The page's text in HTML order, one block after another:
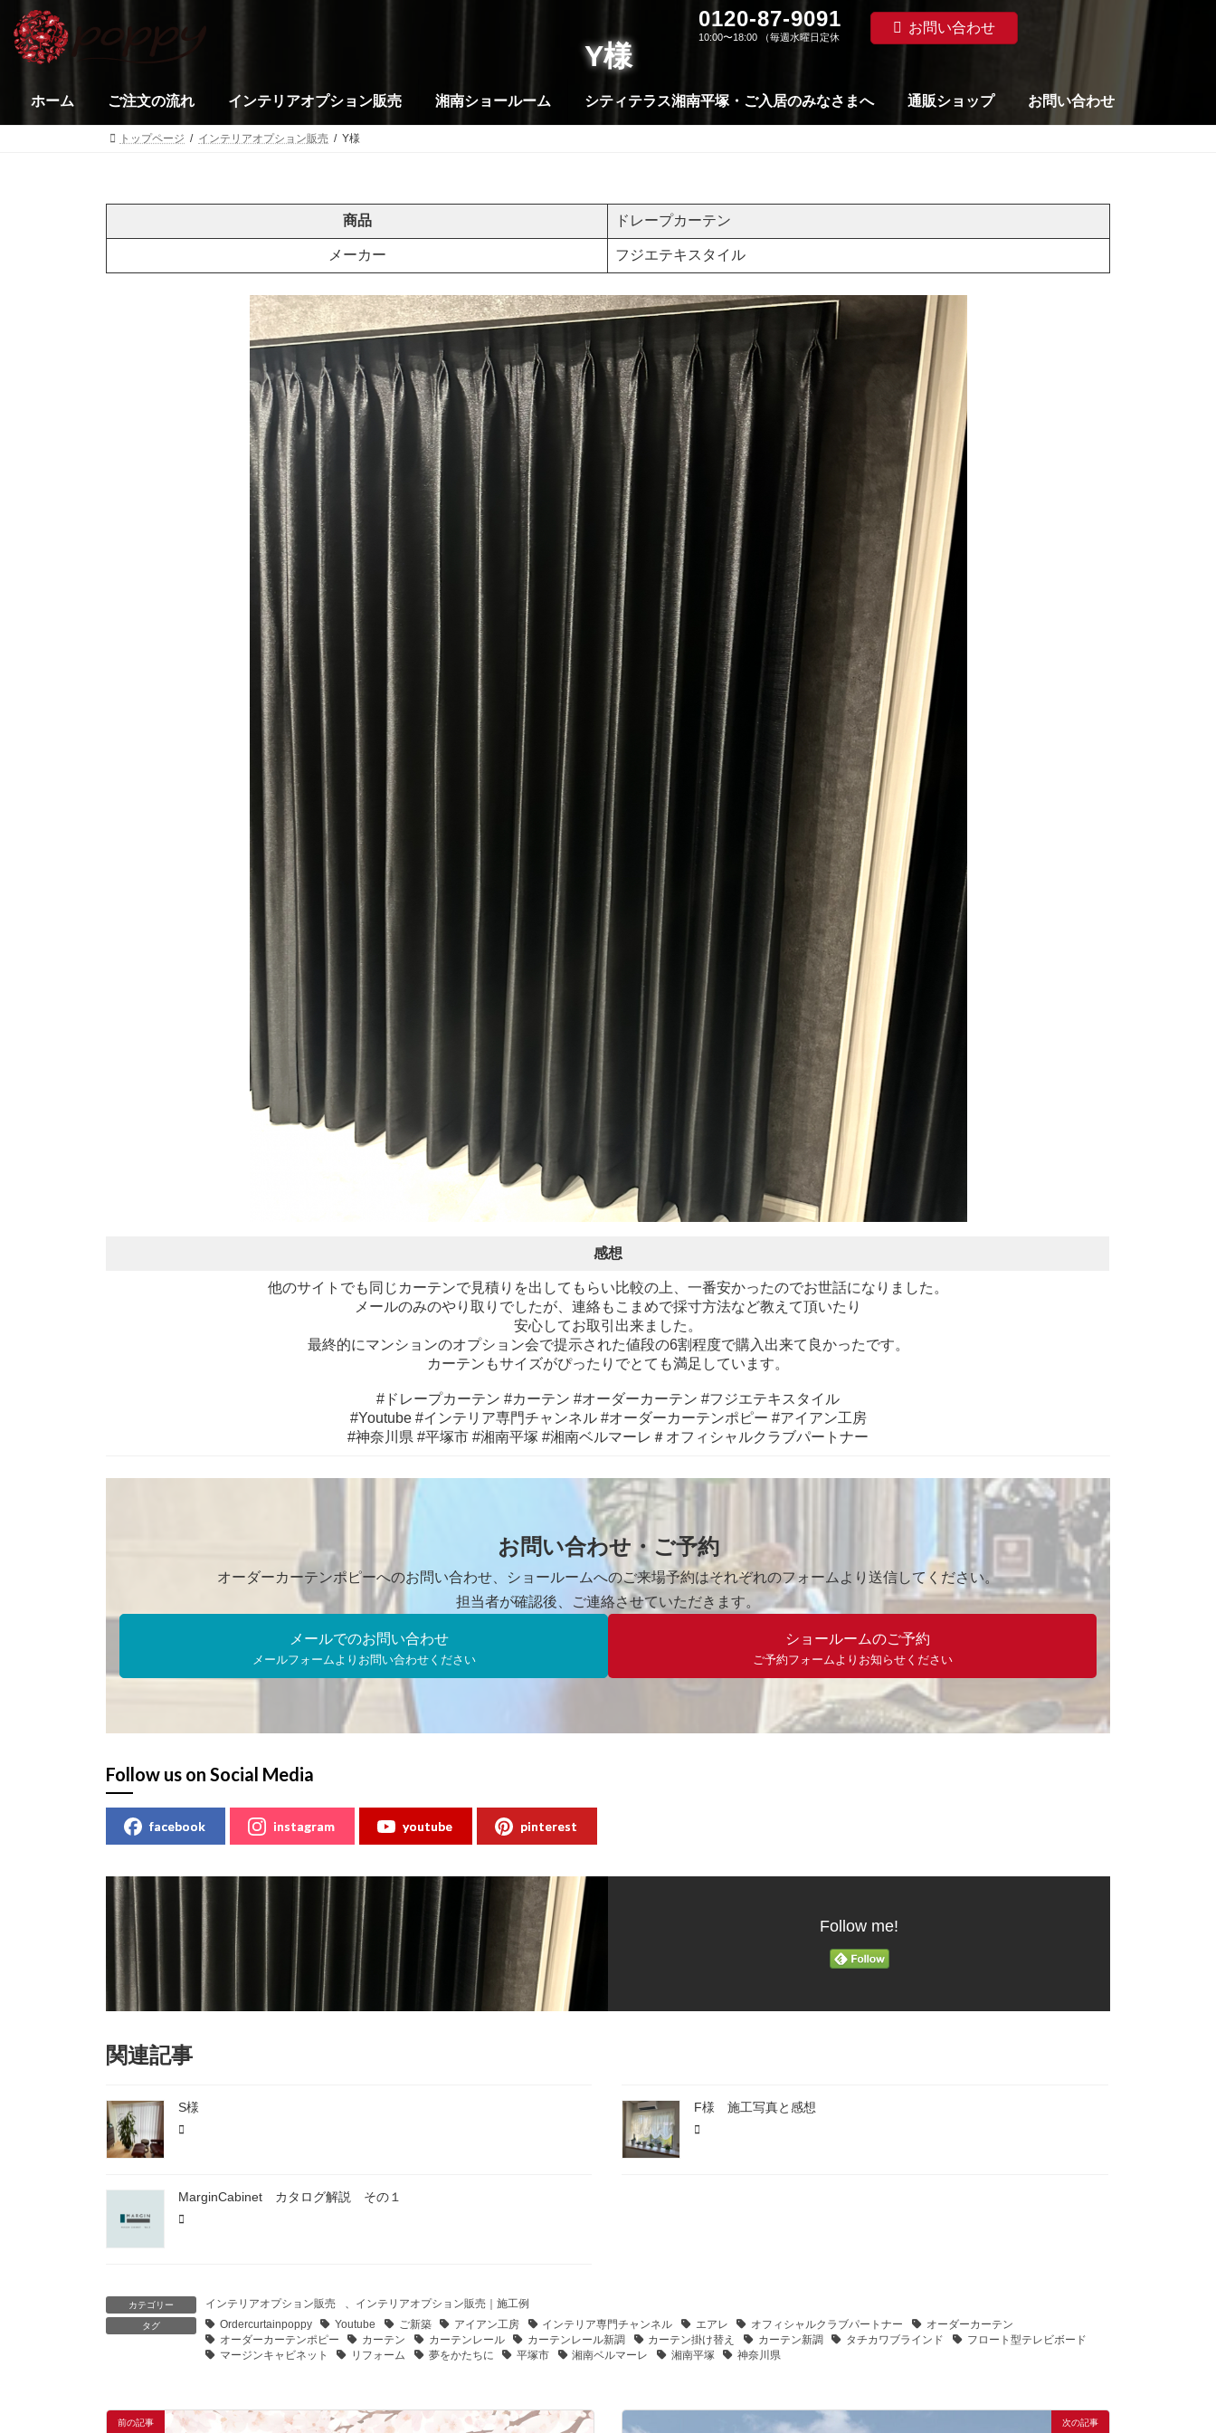
ス
ン
0120-87-9091
10:00〜18:00 （毎週水曜日定休
お問い合わせ
ホーム ご注文の流れ インテリアオプション販売 湘南ショールーム シティテラス湘南平塚・ご入居のみなさまへ 通販ショップ お問い合わせ
Y様
トップページ インテリアオプション販売 Y様
商品 ドレープカーテン
メーカー フジエテキスタイル
感想
他のサイトでも同じカーテンで見積りを出してもらい比較の上、一番安かったのでお世話になりました。
メールのみのやり取りでしたが、連絡もこまめで採寸方法など教えて頂いたり
安心してお取引出来ました。
最終的にマンションのオプション会で提示された値段の6割程度で購入出来て良かったです。
カーテンもサイズがぴったりでとても満足しています。
#ドレープカーテン #カーテン #オーダーカーテン #フジエテキスタイル
#Youtube #インテリア専門チャンネル #オーダーカーテンポピー #アイアン工房
#神奈川県 #平塚市 #湘南平塚 #湘南ベルマーレ＃オフィシャルクラブパートナー
お問い合わせ・ご予約
オーダーカーテンポピーへのお問い合わせ、ショールームへのご来場予約はそれぞれのフォームより送信してください。
担当者が確認後、ご連絡させていただきます。
メールでのお問い合わせ
メールフォームよりお問い合わせください
ショールームのご予約
ご予約フォームよりお知らせください
Follow us on Social Media
facebook instagram youtube pinterest
Follow me!
関連記事
S様 F様 施工写真と感想
MarginCabinet カタログ解説 その１
カテゴリー インテリアオプション販売 インテリアオプション販売｜施工例
タグ Ordercurtainpoppy Youtube ご新築 アイアン工房 インテリア専門チャンネル エアレ オフィシャルクラブパートナー
オーダーカーテン
オーダーカーテンポピー
カーテン カーテンレール カーテンレール新調 カーテン掛け替え カーテン新調 タチカワブラインド
フロート型テレビボード
マージンキャビネット
リフォーム 夢をかたちに 平塚市 湘南ベルマーレ 湘南平塚 神奈川県
前の記事 次の記事